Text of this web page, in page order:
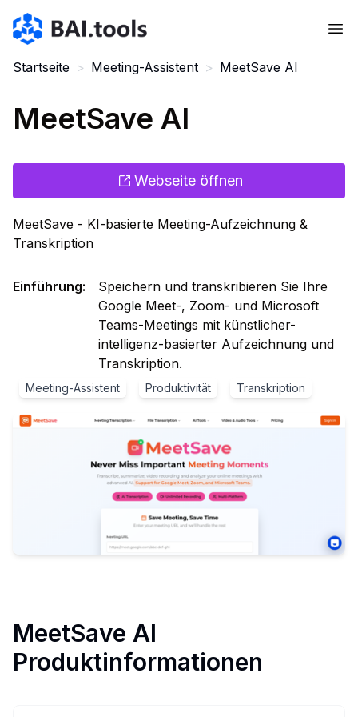
Bai.tools
Startseite > Meeting-Assistent > MeetSave AI
MeetSave AI
Webseite öffnen
MeetSave - KI-basierte Meeting-Aufzeichnung &
Transkription
Einführung:
Speichern und transkribieren Sie Ihre
Google Meet-, Zoom- und Microsoft
Teams-Meetings mit künstlicher-
intelligenz-basierter Aufzeichnung und
Transkription.
Meeting-Assistent Produktivität Transkription
MeetSave AI
Produktinformationen